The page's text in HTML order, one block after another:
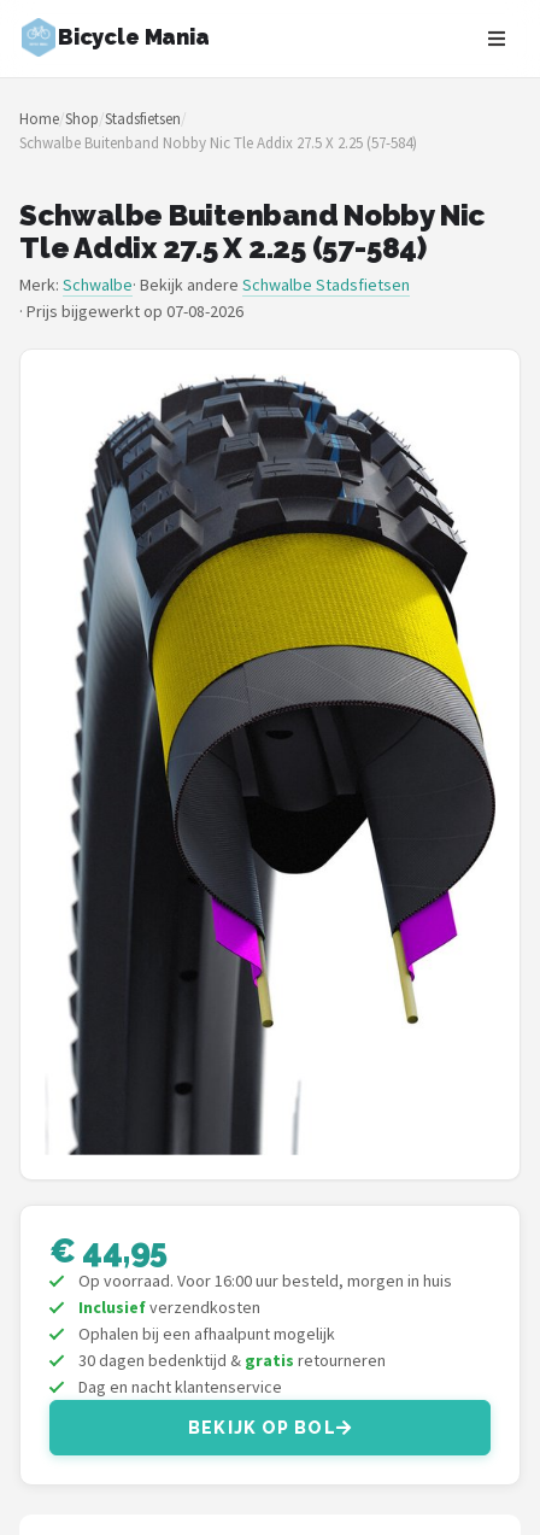
Bicycle Mania
Zoeken
NAVIGATIE
Merken
Blog
Fietsroutes
Kinderfietsen
Stadsfietsen
Elektrische fietsen
Mountainbikes
Shop
POPULAIRE MERKEN
Basil
Volare
ABUS
AXA
New Looxs
BBB Cycling
Schwalbe
Voltano
Shimano
Cortina
Alle merken →
Home/Shop/Stadsfietsen/
Schwalbe Buitenband Nobby Nic Tle Addix 27.5 X 2.25 (57-584)
Schwalbe Buitenband Nobby Nic
Tle Addix 27.5 X 2.25 (57-584)
Merk: Schwalbe· Bekijk andere Schwalbe Stadsfietsen
· Prijs bijgewerkt op 07-08-2026
€ 44,95
Op voorraad. Voor 16:00 uur besteld, morgen in huis
Inclusiefverzendkosten
Ophalen bij een afhaalpunt mogelijk
30 dagen bedenktijd & gratis retourneren
Dag en nacht klantenservice
BEKIJK OP BOL